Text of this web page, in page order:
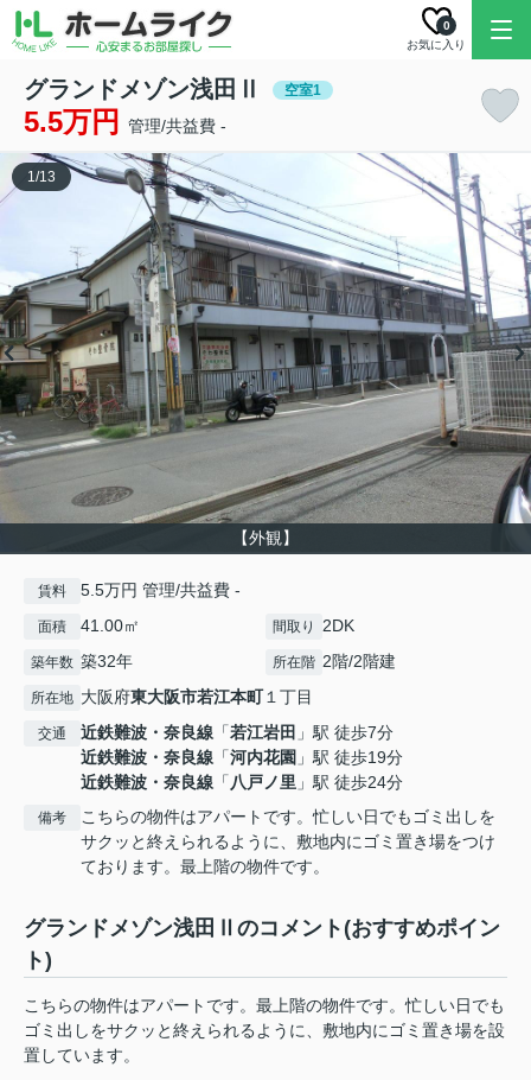
お気に入り
0
グランドメゾン浅田Ⅱ 空室1
5.5万円 管理/共益費 -
【外観】
1/13
賃料 5.5万円 管理/共益費 -
面積 41.00㎡ 間取り 2DK
築年数 築32年 所在階 2階/2階建
所在地 大阪府東大阪市若江本町１丁目
交通 近鉄難波・奈良線 「若江岩田 」駅 徒歩7分
近鉄難波・奈良線 「河内花園 」駅 徒歩19分
近鉄難波・奈良線 「八戸ノ里 」駅 徒歩24分
備考
こちらの物件はアパートです。忙しい日でもゴミ出しを
サクッと終えられるように、敷地内にゴミ置き場をつけ
ております。最上階の物件です。
グランドメゾン浅田Ⅱのコメント(おすすめポイン
ト)
こちらの物件はアパートです。最上階の物件です。忙しい日でも
ゴミ出しをサクッと終えられるように、敷地内にゴミ置き場を設
置しています。